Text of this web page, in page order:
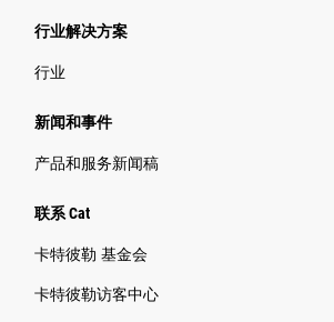
行业解决方案
行业
新闻和事件
产品和服务新闻稿
联系 Cat
卡特彼勒 基金会
卡特彼勒访客中心